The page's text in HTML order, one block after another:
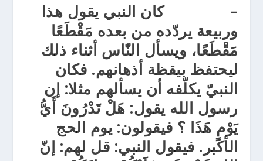
–كان النبي يقول هذا
وربيعة يردّده من بعده مَقْطَعًا
مَقْطَعًا، ويسأل النّاس أثناء ذلك
ليحتفظ بيقظة أذهانهم. فكان
النبيّ يكلّفه أن يسألهم مثلا: إن
رسول الله يقول: هَلْ تَدْرُونَ أَيُّ
يَوْمٍ هَذَا ؟ فيقولون: يوم الحج
الأكبر. فيقول النبي: قل لهم: إنّ